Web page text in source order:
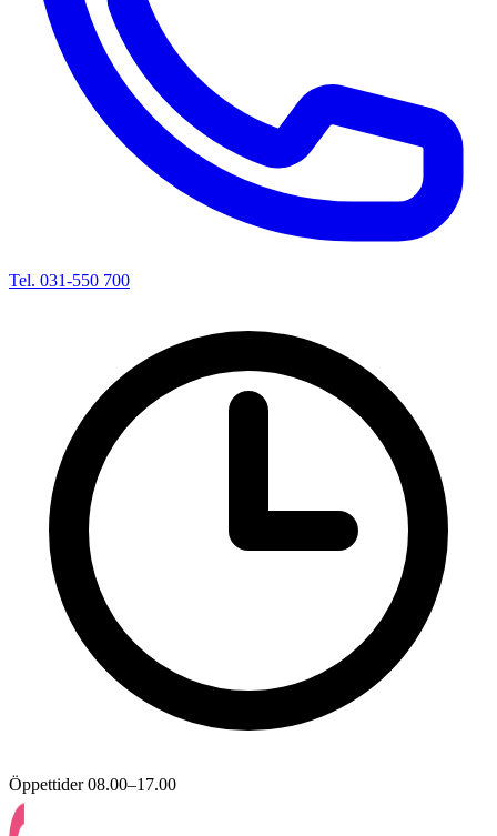
Tel. 031-550 700
Öppettider 08.00–17.00